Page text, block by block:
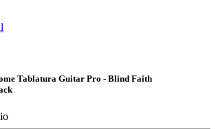
Tablatura Guitar Pro - Blind Faith